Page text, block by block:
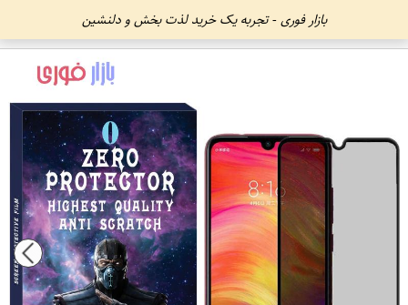
بازار فوری - تجربه یک خرید لذت بخش و دلنشین